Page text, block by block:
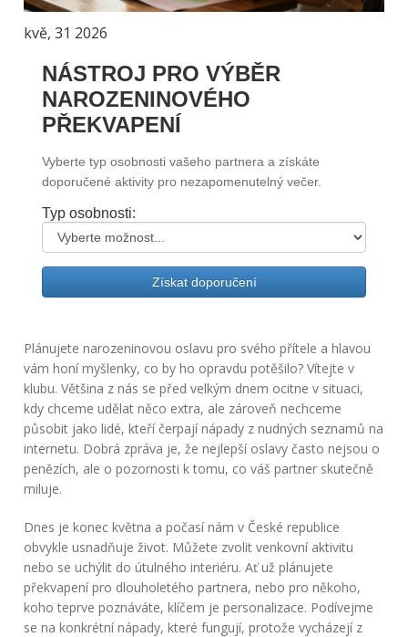
kvě, 31 2026
NÁSTROJ PRO VÝBĚR
NAROZENINOVÉHO
PŘEKVAPENÍ
Vyberte typ osobnosti vašeho partnera a získáte
doporučené aktivity pro nezapomenutelný večer.
Typ osobnosti:
Získat doporučení
Plánujete narozeninovou oslavu pro svého přítele a hlavou
vám honí myšlenky, co by ho opravdu potěšilo? Vítejte v
klubu. Většina z nás se před velkým dnem ocitne v situaci,
kdy chceme udělat něco extra, ale zároveň nechceme
působit jako lidé, kteří čerpají nápady z nudných seznamů na
internetu. Dobrá zpráva je, že nejlepší oslavy často nejsou o
penězích, ale o pozornosti k tomu, co váš partner skutečně
miluje.
Dnes je konec května a počasí nám v České republice
obvykle usnadňuje život. Můžete zvolit venkovní aktivitu
nebo se uchýlit do útulného interiéru. Ať už plánujete
překvapení pro dlouholetého partnera, nebo pro někoho,
koho teprve poznáváte, klíčem je personalizace. Podívejme
se na konkrétní nápady, které fungují, protože vycházejí z